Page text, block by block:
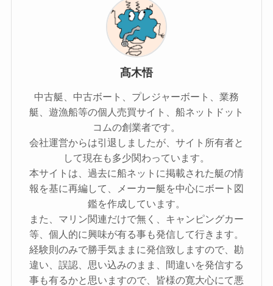
髙木悟
中古艇、中古ボート、プレジャーボート、業務
艇、遊漁船等の個人売買サイト、船ネットドット
コムの創業者です。
会社運営からは引退しましたが、サイト所有者と
して現在も多少関わっています。
本サイトは、過去に船ネットに掲載された艇の情
報を基に再編して、メーカー艇を中心にボート図
鑑を作成しています。
また、マリン関連だけで無く、キャンピングカー
等、個人的に興味が有る事も発信して行きます。
経験則のみで勝手気ままに発信致しますので、勘
違い、誤認、思い込みのまま、間違いを発信する
事も有るかと思いますので、皆様の寛大心にて悪